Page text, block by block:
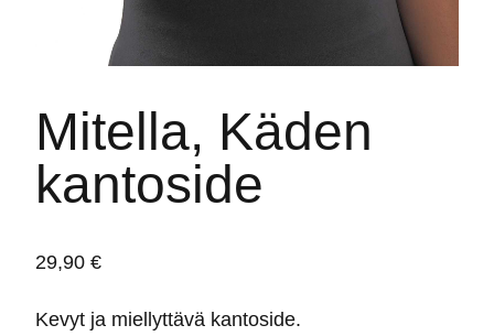
Mitella, Käden
kantoside
29,90 €
Kevyt ja miellyttävä kantoside.